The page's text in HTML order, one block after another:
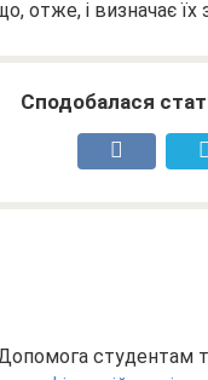
отже, і визначає
Сподобалася
студентам